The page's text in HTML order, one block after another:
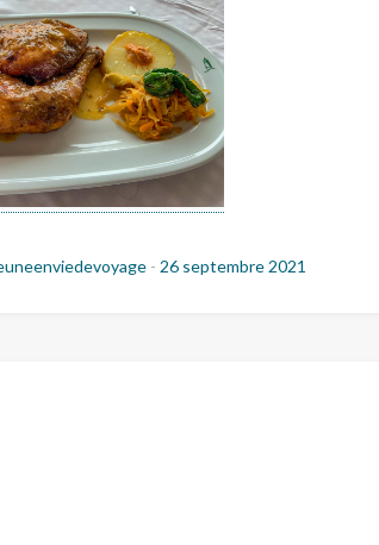
- 26 septembre 2021